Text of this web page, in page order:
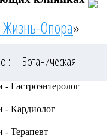
Опора»
: Ботаническая
Гастроэнтеролог
- Кардиолог
- Терапевт